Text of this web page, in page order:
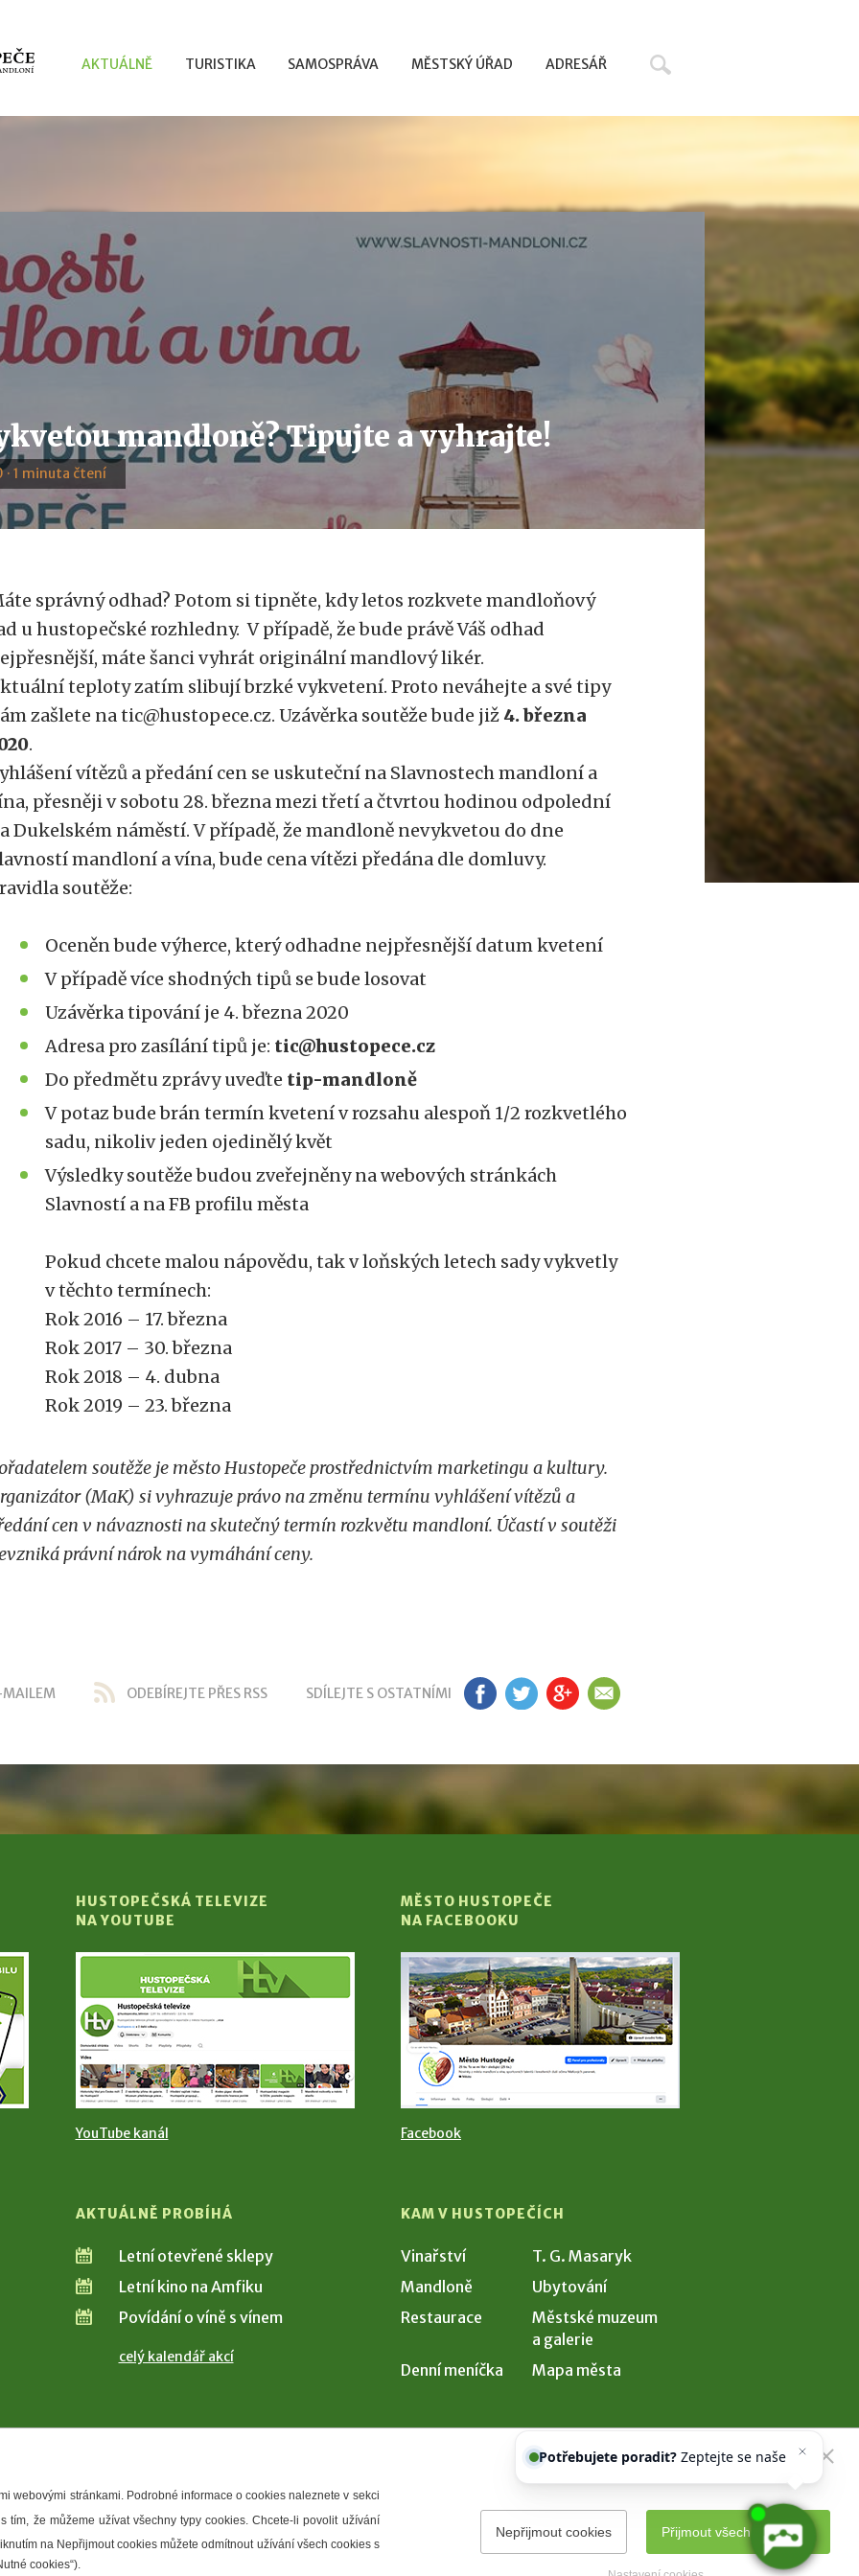
AKTUÁLNĚ TURISTIKA SAMOSPRÁVA MĚSTSKÝ ÚŘAD ADRESÁŘ
mandloně? Tipujte a vyhrajte!
· 1 minuta čtení
správný odhad? Potom si tipněte, kdy letos rozkvete mandloňový
u hustopečské rozhledny. V případě, že bude právě Váš odhad
máte šanci vyhrát originální mandlový likér.
teploty zatím slibují brzké vykvetení. Proto neváhejte a své tipy
zašlete na tic@hustopece.cz. Uzávěrka soutěže bude již 4. března
.
vítězů a předání cen se uskuteční na Slavnostech mandloní a
přesněji v sobotu 28. března mezi třetí a čtvrtou hodinou odpolední
Dukelském náměstí. V případě, že mandloně nevykvetou do dne
mandloní a vína, bude cena vítězi předána dle domluvy.
soutěže:
Oceněn bude výherce, který odhadne nejpřesnější datum kvetení
V případě více shodných tipů se bude losovat
Uzávěrka tipování je 4. března 2020
Adresa pro zasílání tipů je: tic@hustopece.cz
Do předmětu zprávy uveďte tip-mandloně
V potaz bude brán termín kvetení v rozsahu alespoň 1/2 rozkvetlého
sadu, nikoliv jeden ojedinělý květ
Výsledky soutěže budou zveřejněny na webových stránkách
Slavností a na FB profilu města
Pokud chcete malou nápovědu, tak v loňských letech sady vykvetly
v těchto termínech:
Rok 2016 – 17. března
Rok 2017 – 30. března
Rok 2018 – 4. dubna
Rok 2019 – 23. března
soutěže je město Hustopeče prostřednictvím marketingu a kultury.
(MaK) si vyhrazuje právo na změnu termínu vyhlášení vítězů a
cen v návaznosti na skutečný termín rozkvětu mandloní. Účastí v soutěži
právní nárok na vymáhání ceny.
ODEBÍREJTE PŘES RSS SDÍLEJTE S OSTATNÍMI FB TW GP EM
HUSTOPEČSKÁ TELEVIZE
NA YOUTUBE
YouTube kanál
MĚSTO HUSTOPEČE
NA FACEBOOKU
Facebook
AKTUÁLNĚ PROBÍHÁ
Letní otevřené sklepy
Letní kino na Amfiku
Povídání o víně s vínem
celý kalendář akcí
KAM V HUSTOPEČÍCH
Vinařství
T. G. Masaryk
Mandloně
Ubytování
Restaurace
Městské muzeum
a galerie
Denní meníčka
Mapa města
webovými stránkami. Podrobné informace o cookies naleznete v sekci
tím, že můžeme užívat všechny typy cookies. Chcete-li povolit užívání
na Nepřijmout cookies můžete odmítnout užívání všech cookies s
cookies“).
Přijmout všechny cookies
Nepřijmout cookies
našeho asistentaChettyho.